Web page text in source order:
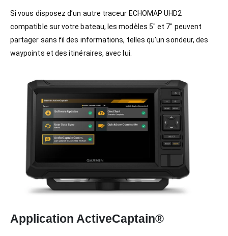
Si vous disposez d’un autre traceur ECHOMAP UHD2
compatible sur votre bateau, les modèles 5″ et 7″ peuvent
partager sans fil des informations, telles qu’un sondeur, des
waypoints et des itinéraires, avec lui.
Application ActiveCaptain®